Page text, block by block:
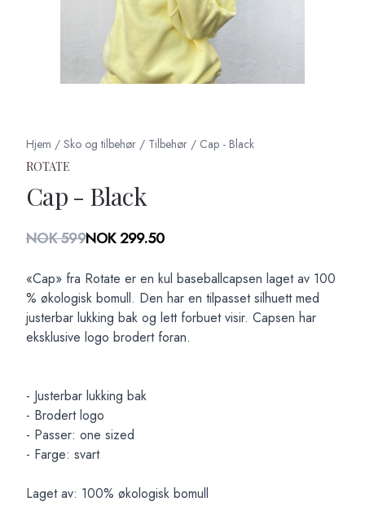
Hjem / Sko og tilbehør / Tilbehør / Cap - Black
ROTATE
Cap - Black
Produktdetaljer
NOK 599NOK 299.50
Description
«Cap» fra Rotate er en kul baseballcapsen laget av 100
% økologisk bomull. Den har en tilpasset silhuett med
justerbar lukking bak og lett forbuet visir. Capsen har
eksklusive logo brodert foran.
- Justerbar lukking bak
- Brodert logo
- Passer: one sized
- Farge: svart
Laget av: 100% økologisk bomull